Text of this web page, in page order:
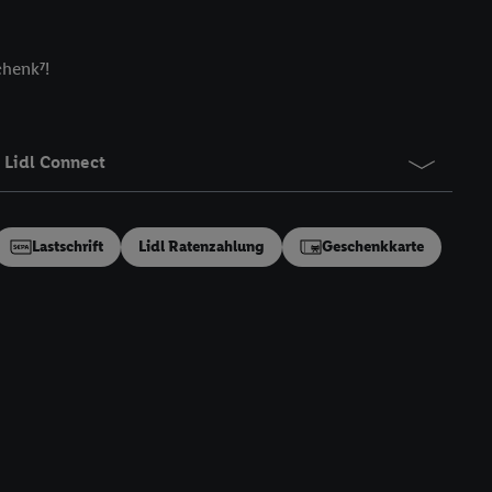
Lidl Connect
Lastschrift Lidl Ratenzahlung Geschenkkarte
gilt auch für die
für Werbung und
und
Informationen,
Utiq-
von oder
von
Profilen zur